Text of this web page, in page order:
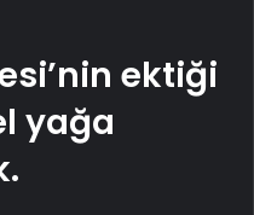
ektiği
yağa